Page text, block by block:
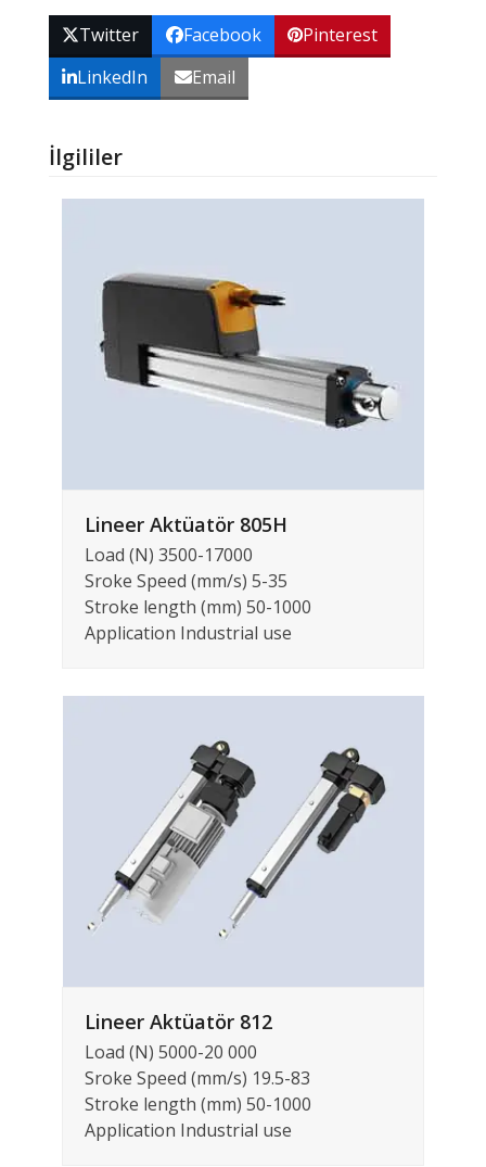
Twitter Facebook
Pinterest
LinkedIn
Email
İlgililer
Lineer Aktüatör 805H
Load (N) 3500-17000
Sroke Speed (mm/s) 5-35
Stroke length (mm) 50-1000
Application Industrial use
Lineer Aktüatör 812
Load (N) 5000-20 000
Sroke Speed (mm/s) 19.5-83
Stroke length (mm) 50-1000
Application Industrial use